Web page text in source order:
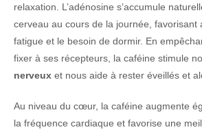
relaxation. L’adénosine s’accumule
cerveau au cours de la journée, favorisant
fatigue et le besoin de dormir. En
fixer à ses récepteurs, la caféine stimule
nerveux et nous aide à rester éveillés et
Au niveau du cœur, la caféine augmente
la fréquence cardiaque et favorise une